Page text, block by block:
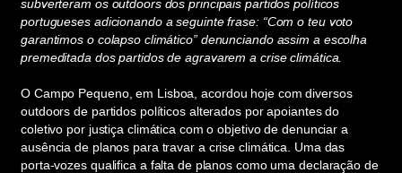
subverteram os outdoors dos principais partidos políticos
portugueses adicionando a seguinte frase: “Com o teu voto
garantimos o colapso climático” denunciando assim a escolha
premeditada dos partidos de agravarem a crise climática.
O Campo Pequeno, em Lisboa, acordou hoje com diversos
outdoors de partidos políticos alterados por apoiantes do
coletivo por justiça climática com o objetivo de denunciar a
ausência de planos para travar a crise climática. Uma das
porta-vozes qualifica a falta de planos como uma declaração de